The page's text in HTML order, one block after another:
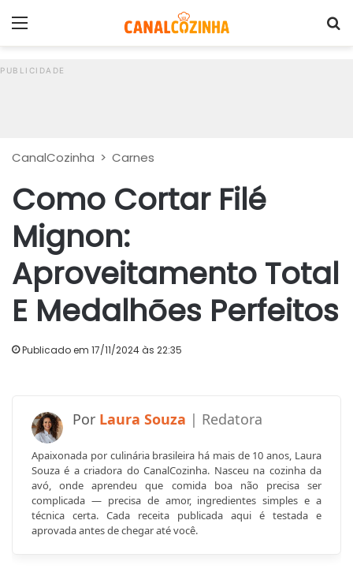
Menu
CanalCozinha > Carnes
Como Cortar Filé
Mignon:
Aproveitamento Total
E Medalhões Perfeitos
Publicado em 17/11/2024 às 22:35
Laura Souza
Apaixonada por culinária brasileira há mais de 10 anos, Laura
Souza é a criadora do CanalCozinha. Nasceu na cozinha da
avó, onde aprendeu que comida boa não precisa ser
complicada — precisa de amor, ingredientes simples e a
técnica certa. Cada receita publicada aqui é testada e
aprovada antes de chegar até você.